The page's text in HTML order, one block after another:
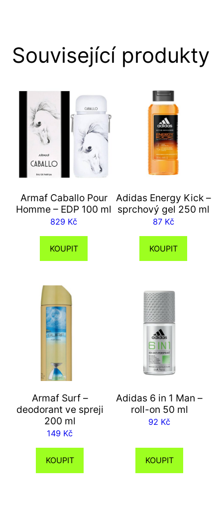
Související produkty
Armaf Caballo Pour
Homme – EDP 100 ml
829 Kč
KOUPIT
Adidas Energy Kick –
sprchový gel 250 ml
87 Kč
KOUPIT
Armaf Surf –
deodorant ve spreji
200 ml
149 Kč
KOUPIT
Adidas 6 in 1 Man –
roll-on 50 ml
92 Kč
KOUPIT